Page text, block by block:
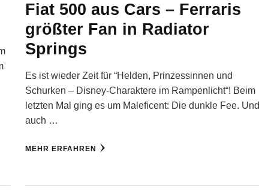
Fiat 500 aus Cars – Ferraris
größter Fan in Radiator
Springs
Es ist wieder Zeit für “Helden, Prinzessinnen und
Schurken – Disney-Charaktere im Rampenlicht“! Beim
letzten Mal ging es um Maleficent: Die dunkle Fee. Und
auch …
MEHR ERFAHREN